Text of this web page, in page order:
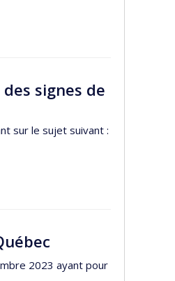
signes de
sur le sujet suivant :
2023 ayant pour